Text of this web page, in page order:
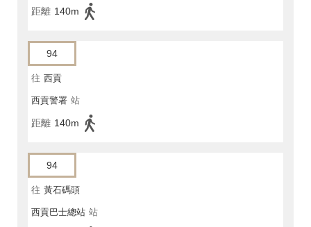
距離 140m
94
往 西貢
西貢警署 站
距離 140m
94
往 黃石碼頭
西貢巴士總站 站